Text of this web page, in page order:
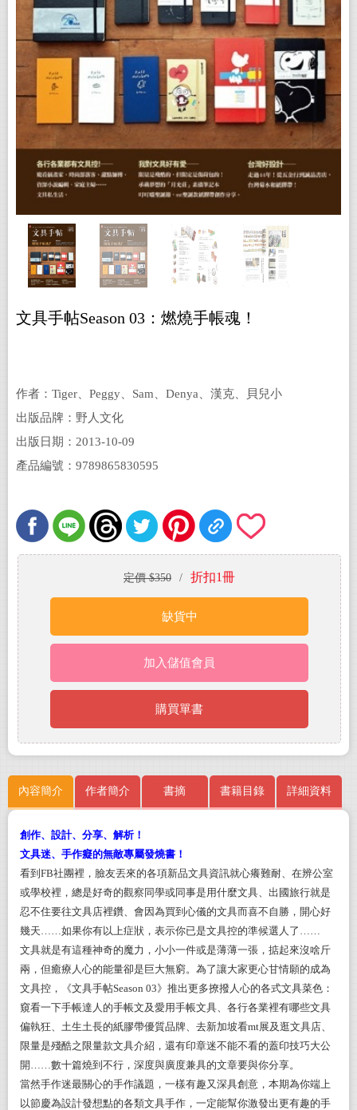
文具手帖Season 03：燃燒手帳魂！
作者：Tiger、Peggy、Sam、Denya、漢克、貝兒小
熊、覓熊、黑女、柑仔、山茶雀、檸檬、小西、
Julie、一起吵、Heaven、歐瑪iamct、潘幸侖◎
著;Lazack◎攝影
出版品牌：野人文化
出版日期：2013-10-09
產品編號：9789865830595
定價 $350 / 折扣1冊
缺貨中
加入儲值會員
購買單書
內容簡介 作者簡介 書摘 書籍目錄 詳細資料
創作、設計、分享、解析！
文具迷、手作癡的無敵專屬發燒書！
看到FB社團裡，臉友丟來的各項新品文具資訊就心癢難耐、在辨公室
或學校裡，總是好奇的觀察同學或同事是用什麼文具、出國旅行就是
忍不住要往文具店裡鑽、會因為買到心儀的文具而喜不自勝，開心好
幾天……如果你有以上症狀，表示你已是文具控的準候選人了……
文具就是有這種神奇的魔力，小小一件或是薄薄一張，掂起來沒啥斤
兩，但癒療人心的能量卻是巨大無窮。為了讓大家更心甘情願的成為
文具控，《文具手帖Season 03》推出更多撩撥人心的各式文具菜色：
窺看一下手帳達人的手帳文及愛用手帳文具、各行各業裡有哪些文具
偏執狂、土生土長的紙膠帶優質品牌、去新加坡看mt展及逛文具店、
限量是殘酷之限量款文具介紹，還有印章迷不能不看的蓋印技巧大公
開……數十篇燒到不行，深度與廣度兼具的文章要與你分享。
當然手作迷最關心的手作議題，一樣有趣又深具創意，本期為你端上
以節慶為設計發想點的各類文具手作，一定能幫你激發出更有趣的手